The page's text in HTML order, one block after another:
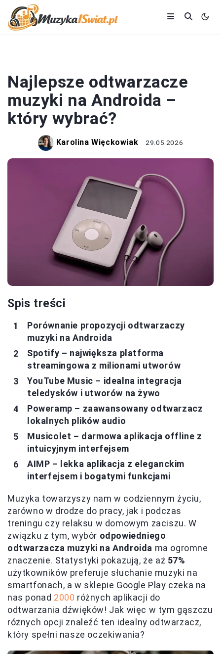
Najlepsze odtwarzacze
muzyki na Androida –
który wybrać?
Karolina Więckowiak 29.05.2026
Spis treści
Porównanie propozycji odtwarzaczy
muzyki na Androida
Spotify – największa platforma
streamingowa z milionami utworów
YouTube Music – idealna integracja
teledysków i utworów na żywo
Poweramp – zaawansowany odtwarzacz
lokalnych plików audio
Musicolet – darmowa aplikacja offline z
intuicyjnym interfejsem
AIMP – lekka aplikacja z eleganckim
interfejsem i bogatymi funkcjami
Muzyka towarzyszy nam w codziennym życiu,
zarówno w drodze do pracy, jak i podczas
treningu czy relaksu w domowym zaciszu. W
związku z tym, wybór odpowiedniego
odtwarzacza muzyki na Androida ma ogromne
znaczenie. Statystyki pokazują, że aż 57%
użytkowników preferuje słuchanie muzyki na
smartfonach, a w sklepie Google Play czeka na
nas ponad 2000 różnych aplikacji do
odtwarzania dźwięków! Jak więc w tym gąszczu
różnych opcji znaleźć ten idealny odtwarzacz,
który spełni nasze oczekiwania?